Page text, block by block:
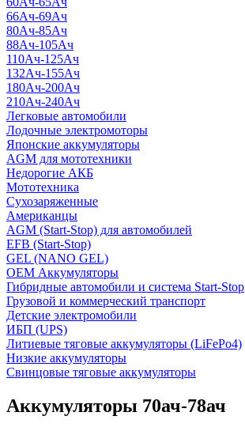
66Ач-69Ач
80Ач-85Ач
88Ач-105Ач
110Ач-125Ач
132Ач-155Ач
180Ач-200Ач
210Ач-240Ач
Легковые автомобили
Лодочные электромоторы
Японские аккумуляторы
AGM для мототехники
Недорогие АКБ
Мототехника
Сухозаряженные
Американцы
AGM (Start-Stop) для автомобилей
EFB (Start-Stop)
GEL (NANO GEL)
OEM Аккумуляторы
Гибридные автомобили и система Start-Stop
Грузовой и коммерческий транспорт
Детские электромобили
ИБП (UPS)
Литиевые тяговые аккумуляторы (LiFePo4)
Низкие аккумуляторы
Свинцовые тяговые аккумуляторы
Аккумуляторы 70ач-78ач